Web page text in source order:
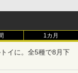
1カ月
イに。全5種で8月下